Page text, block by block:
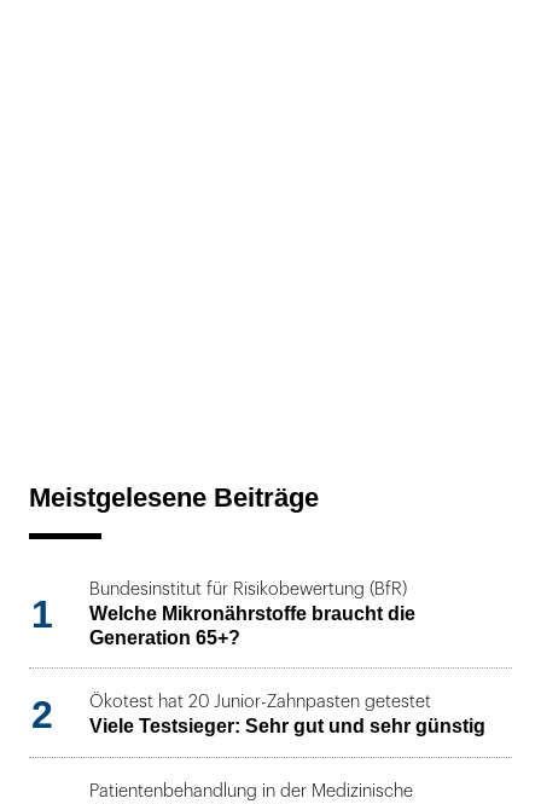
Meistgelesene Beiträge
1
Bundesinstitut für Risikobewertung (BfR)
Welche Mikronährstoffe braucht die
Generation 65+?
2 Ökotest hat 20 Junior-Zahnpasten getestet
Viele Testsieger: Sehr gut und sehr günstig
Patientenbehandlung in der Medizinische